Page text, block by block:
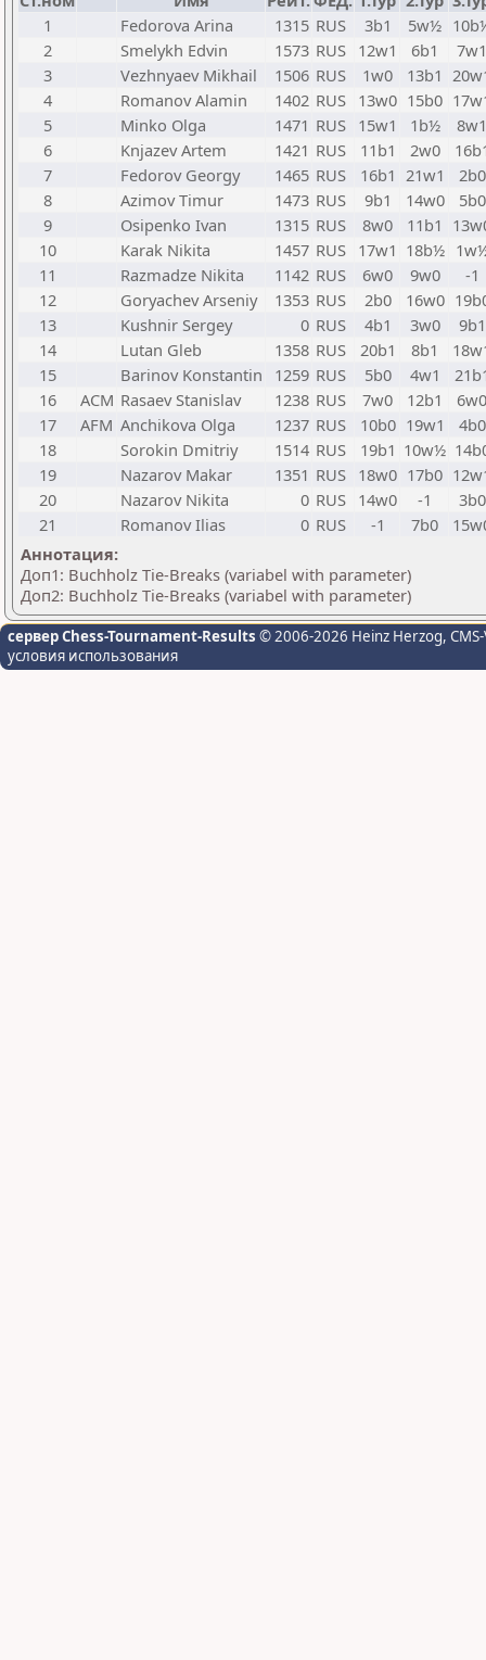
1
Fedorova Arina 1315 RUS 3b1 5w½
2
Smelykh Edvin 1573 RUS 12w1 6b1
7w1
3
Vezhnyaev Mikhail 1506 RUS 1w0 13b1
4
Romanov Alamin 1402 RUS 13w0 15b0
5
Minko Olga 1471 RUS 15w1 1b½
8w1
6
Knjazev Artem 1421 RUS 11b1 2w0
7
Fedorov Georgy 1465 RUS 16b1 21w1
2b0
8
Azimov Timur 1473 RUS 9b1 14w0
5b0
9
Osipenko Ivan 1315 RUS 8w0 11b1
10
Karak Nikita 1457 RUS 17w1 18b½
11
Razmadze Nikita 1142 RUS 6w0 9w0
-1
12
Goryachev Arseniy 1353 RUS 2b0 16w0
13
Kushnir Sergey 0 RUS 4b1 3w0
9b1
14
Lutan Gleb 1358 RUS 20b1 8b1
15
Barinov Konstantin 1259 RUS 5b0 4w1
16
ACM Rasaev Stanislav 1238 RUS 7w0 12b1
6w0
17
AFM Anchikova Olga 1237 RUS 10b0 19w1
4b0
18
Sorokin Dmitriy 1514 RUS 19b1 10w½
19
Nazarov Makar 1351 RUS 18w0 17b0
20
Nazarov Nikita 0 RUS 14w0 -1
3b0
21
Romanov Ilias 0 RUS -1 7b0
Аннотация:
Доп1: Buchholz Tie-Breaks (variabel with parameter)
Доп2: Buchholz Tie-Breaks (variabel with parameter)
сервер Chess-Tournament-Results © 2006-2026 Heinz Herzog,
условия использования